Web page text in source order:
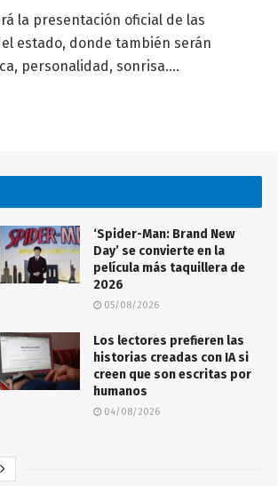
la presentación oficial de las
estado, donde también serán
personalidad, sonrisa….
‘Spider-Man: Brand New
Day’ se convierte en la
película más taquillera de
2026
05/08/2026
Los lectores prefieren las
historias creadas con IA si
creen que son escritas por
humanos
04/08/2026